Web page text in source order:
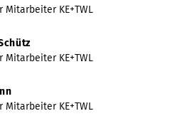
KE+TWL
KE+TWL
KE+TWL